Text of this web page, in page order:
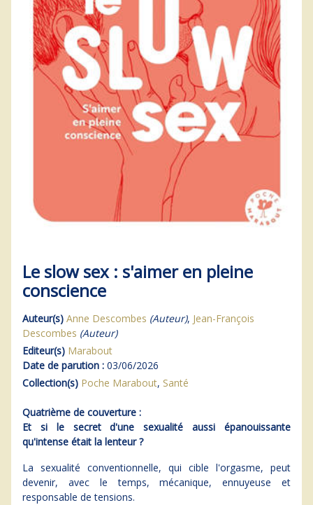
Le slow sex : s'aimer en pleine
conscience
Auteur(s) Anne Descombes (Auteur), Jean-François
Descombes (Auteur)
Editeur(s) Marabout
Date de parution : 03/06/2026
Collection(s) Poche Marabout, Santé
Quatrième de couverture :
Et si le secret d'une sexualité aussi épanouissante
qu'intense était la lenteur ?
La sexualité conventionnelle, qui cible l'orgasme, peut
devenir, avec le temps, mécanique, ennuyeuse et
responsable de tensions.